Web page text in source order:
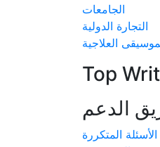
الجامعات
التجارة الدولية
العلاجية
Top
الدعم
الأسئلة المتكررة